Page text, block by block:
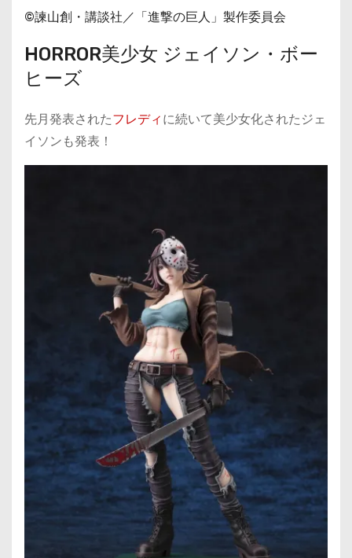
©諫山創・講談社／「進撃の巨人」製作委員会
HORROR美少女 ジェイソン・ボー
ヒーズ
先月発表されたフレディに続いて美少女化されたジェ
イソンも発表！